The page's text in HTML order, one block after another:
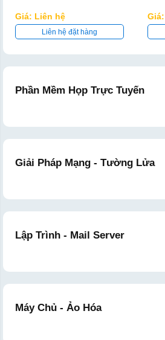
Giá: Liên hệ
Liên hệ đặt hàng
Phần Mềm Họp Trực Tuyến
Giải Pháp Mạng - Tường Lửa
Lập Trình - Mail Server
Máy Chủ - Ảo Hóa